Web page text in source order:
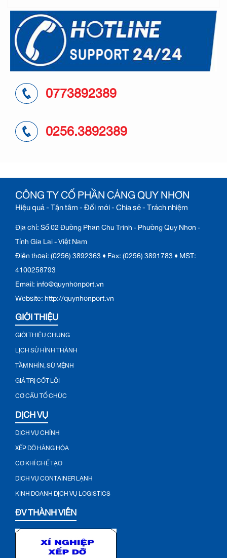
0773892389
0256.3892389
CÔNG TY CỔ PHẦN CẢNG QUY NHƠN
Hiệu quả - Tận tâm - Đổi mới - Chia sẻ - Trách nhiệm
Địa chỉ: Số 02 Đường Phan Chu Trinh - Phường Quy Nhơn -
Tỉnh Gia Lai - Việt Nam
Điện thoại: (0256) 3892363 ♦ Fax: (0256) 3891783 ♦ MST:
4100258793
Email: info@quynhonport.vn
Website: http://quynhonport.vn
GIỚI THIỆU
GIỚI THIỆU CHUNG
LỊCH SỬ HÌNH THÀNH
TẦM NHÌN, SỨ MỆNH
GIÁ TRỊ CỐT LÕI
CƠ CẤU TỔ CHỨC
DỊCH VỤ
DỊCH VỤ CHÍNH
XẾP DỠ HÀNG HÓA
CƠ KHÍ CHẾ TẠO
DỊCH VỤ CONTAINER LẠNH
KINH DOANH DỊCH VỤ LOGISTICS
ĐV THÀNH VIÊN